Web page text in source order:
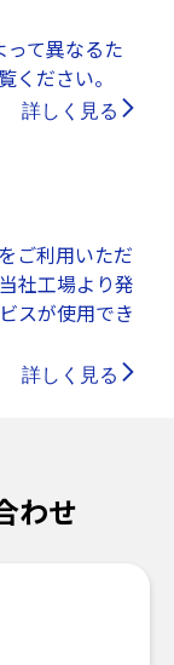
って異なるた
ください。
詳しく見る
ご利用いただ
社工場より発
スが使用でき
詳しく見る
わせ